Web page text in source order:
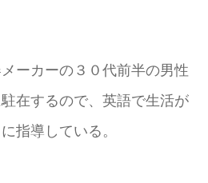
ーカーの３０代前半の男性
在するので、英語で生活が
に指導している。